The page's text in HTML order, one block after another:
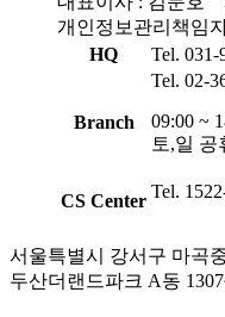
개인정보관리책임
HQ
Tel. 031-
Branch
Tel. 02-
09:00 ~
토,일 공
CS Center Tel.
서울특별시 강서구 마곡
두산더랜드파크 A동